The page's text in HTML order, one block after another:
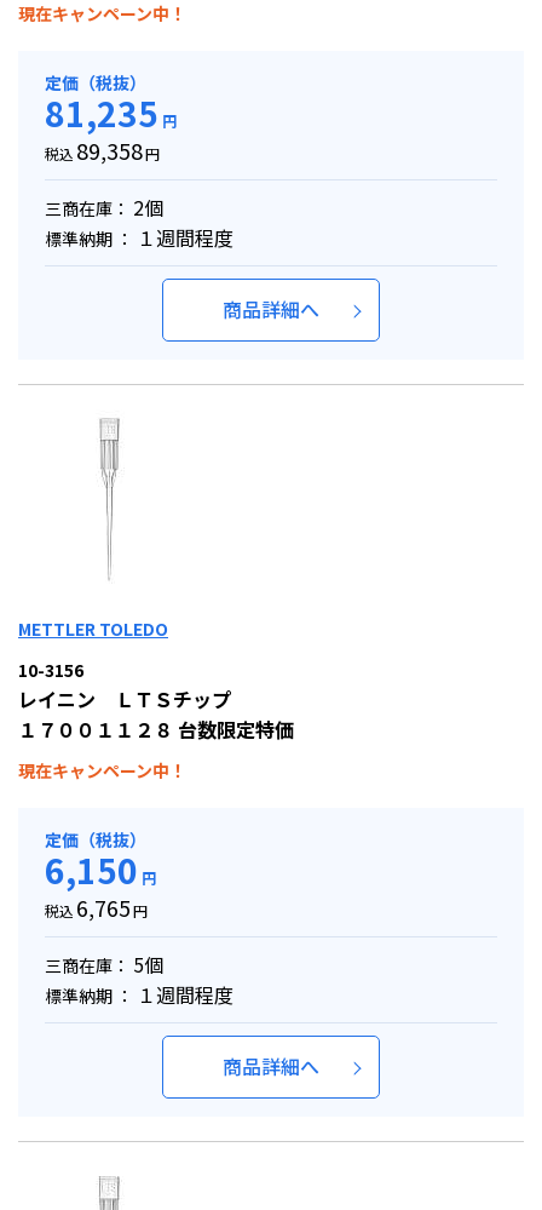
現在キャンペーン中！
定価（税抜）
81,235 円
税込 89,358円
三商在庫： 2個
標準納期 ： １週間程度
商品詳細へ
METTLER TOLEDO
10-3156
レイニン ＬＴＳチップ
１７００１１２８ 台数限定特価
現在キャンペーン中！
定価（税抜）
6,150 円
税込 6,765円
三商在庫： 5個
標準納期 ： １週間程度
商品詳細へ